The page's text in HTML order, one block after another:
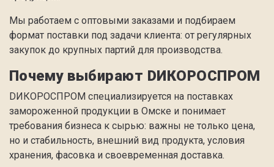
Мы работаем с оптовыми заказами и подбираем
формат поставки под задачи клиента: от регулярных
закупок до крупных партий для производства.
Почему выбирают DИКОРОСПРОМ
DИКОРОСПРОМ специализируется на поставках
замороженной продукции в Омске и понимает
требования бизнеса к сырью: важны не только цена,
но и стабильность, внешний вид продукта, условия
хранения, фасовка и своевременная доставка.